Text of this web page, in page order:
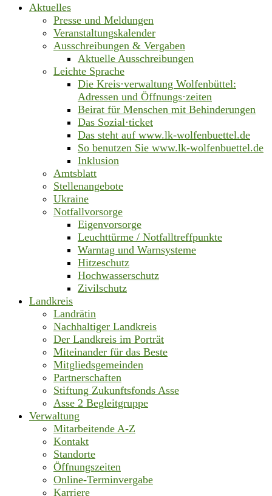
Aktuelles
Presse und Meldungen
Veranstaltungskalender
Ausschreibungen & Vergaben
Aktuelle Ausschreibungen
Leichte Sprache
Die Kreis·verwaltung Wolfenbüttel:
Adressen und Öffnungs·zeiten
Beirat für Menschen mit Behinderungen
Das Sozial·ticket
Das steht auf www.lk-wolfenbuettel.de
So benutzen Sie www.lk-wolfenbuettel.de
Inklusion
Amtsblatt
Stellenangebote
Ukraine
Notfallvorsorge
Eigenvorsorge
Leuchttürme / Notfalltreffpunkte
Warntag und Warnsysteme
Hitzeschutz
Hochwasserschutz
Zivilschutz
Landkreis
Landrätin
Nachhaltiger Landkreis
Der Landkreis im Porträt
Miteinander für das Beste
Mitgliedsgemeinden
Partnerschaften
Stiftung Zukunftsfonds Asse
Asse 2 Begleitgruppe
Verwaltung
Mitarbeitende A-Z
Kontakt
Standorte
Öffnungszeiten
Online-Terminvergabe
Karriere